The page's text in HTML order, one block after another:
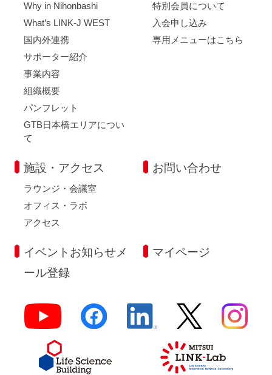
Why in Nihonbashi
What’s LINK-J WEST
国内外連携
サポーター紹介
事業内容
組織概要
パンフレット
GTB日本橋エリアについ
て
特別会員について
入会申し込み
専用メニューはこちら
施設・アクセス
ラウンジ・会議室
オフィス・ラボ
アクセス
お問い合わせ
イベントお知らせメ
ール登録
マイページ